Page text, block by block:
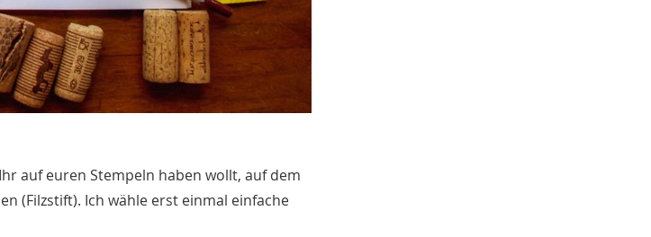
auf euren Stempeln haben wollt, auf dem
(Filzstift). Ich wähle erst einmal einfache